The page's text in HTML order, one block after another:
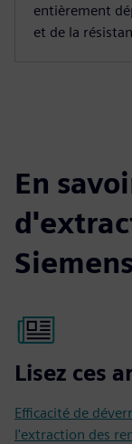
entièrement
et de la
En
Siemens
Lisez ces
Efficacité de
l'extraction des